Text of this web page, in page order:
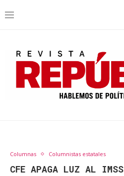
Columnas Columnistas estatales
CFE APAGA LUZ AL